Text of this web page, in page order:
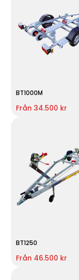
BT1000M
Från 34.500 kr
BT1250
Från 46.500 kr